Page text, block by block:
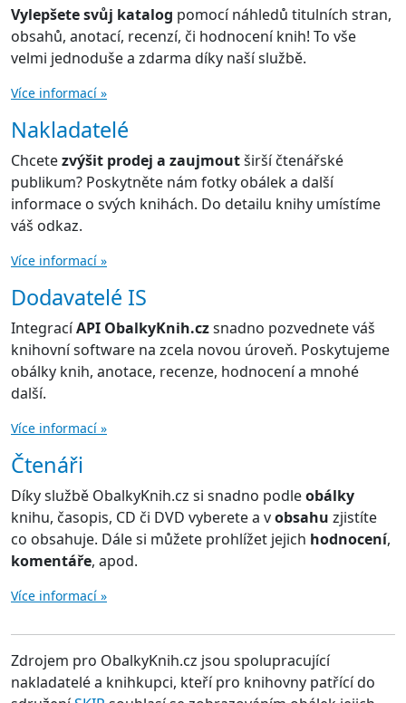
Vylepšete svůj katalog pomocí náhledů titulních stran,
obsahů, anotací, recenzí, či hodnocení knih! To vše
velmi jednoduše a zdarma díky naší službě.
Více informací »
Nakladatelé
Chcetezvýšit prodej a zaujmoutširší čtenářské
publikum? Poskytněte nám fotky obálek a další
informace o svých knihách. Do detailu knihy umístíme
váš odkaz.
Více informací »
Dodavatelé IS
IntegracíAPI ObalkyKnih.czsnadno pozvednete váš
knihovní software na zcela novou úroveň. Poskytujeme
obálky knih, anotace, recenze, hodnocení a mnohé
další.
Více informací »
Čtenáři
Díky službě ObalkyKnih.cz si snadno podleobálky
knihu, časopis, CD či DVD vyberete a vobsahu zjistíte
co obsahuje. Dále si můžete prohlížet jejich hodnocení,
komentáře, apod.
Více informací »
Zdrojem pro ObalkyKnih.cz jsou spolupracující
nakladatelé a knihkupci, kteří pro knihovny patřící do